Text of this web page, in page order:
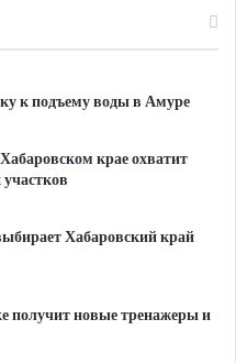
к подъему воды в Амуре
крае охватит
Хабаровский край
получит новые тренажеры и